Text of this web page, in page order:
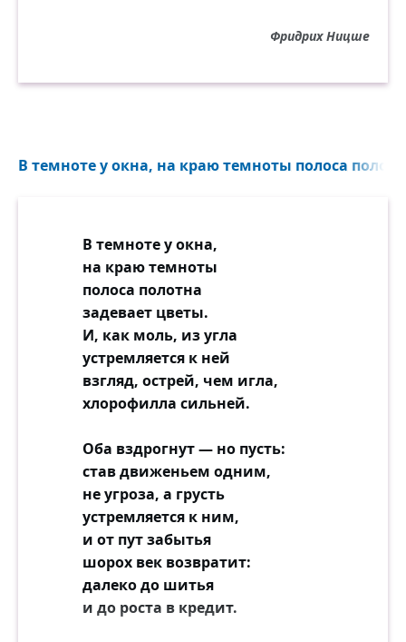
Фридрих Ницше
В темноте у окна, на краю темноты полоса
В темноте у окна,
на краю темноты
полоса полотна
задевает цветы.
И, как моль, из угла
устремляется к ней
взгляд, острей, чем игла,
хлорофилла сильней.
Оба вздрогнут — но пусть:
став движеньем одним,
не угроза, а грусть
устремляется к ним,
и от пут забытья
шорох век возвратит:
далеко до шитья
и до роста в кредит.